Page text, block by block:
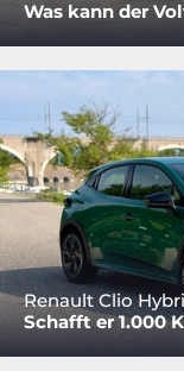
Was kann der
Renault Clio
Schafft er 1.000